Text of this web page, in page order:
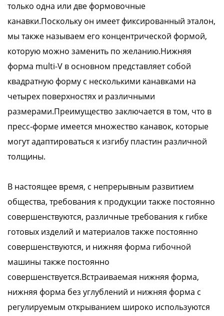
только одна или две формовочные
канавки.Поскольку он имеет фиксированный эталон,
мы также называем его концентрической формой,
которую можно заменить по желанию.Нижняя
форма multi-V в основном представляет собой
квадратную форму с несколькими канавками на
четырех поверхностях и различными
размерами.Преимущество заключается в том, что в
пресс-форме имеется множество канавок, которые
могут адаптироваться к изгибу пластин различной
толщины.
В настоящее время, с непрерывным развитием
общества, требования к продукции также постоянно
совершенствуются, различные требования к гибке
готовых изделий и материалов также постоянно
совершенствуются, и нижняя форма гибочной
машины также постоянно
совершенствуется.Встраиваемая нижняя форма,
нижняя форма без углублений и нижняя форма с
регулируемым открыванием широко используются